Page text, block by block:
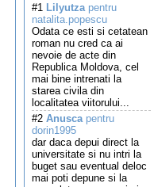
#1 Lilyutzapentru
natalita.popescu
Odata ce esti si cetatean
roman nu cred ca ai
nevoie de acte din
Republica Moldova, cel
mai bine intrenati la
starea civila din
localitatea viitorului...
#2 Anuscapentru
dorin1995
dar daca depui direct la
universitate si nu intri la
buget sau eventual deloc
mai poti depune si la